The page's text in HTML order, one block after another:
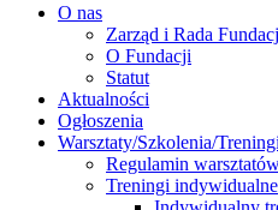
O nas
Zarząd i Rada
O Fundacji
Statut
Aktualności
Ogłoszenia
Warsztaty/Szkolenia/Treningi
Regulamin
Treningi indywidualne